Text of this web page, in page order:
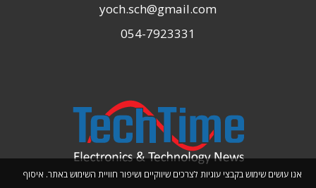
אנו עושים שימוש בקבצי עוגיות לצרכים שיווקיים ושיפור חוויית השימוש באתר. איסוף
yoch.sch@gmail.com
054-7923331